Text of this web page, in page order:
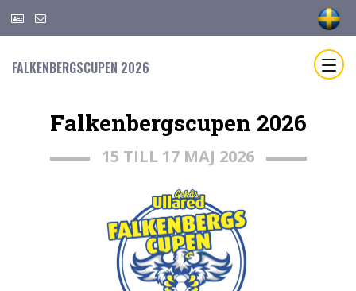
FALKENBERGSCUPEN 2026
Falkenbergscupen 2026
15 TILL 17 MAJ 2026